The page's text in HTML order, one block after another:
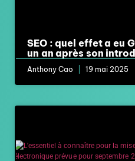
SEO : quel effet a eu
un an après son
Anthony Cao 19 mai 2025